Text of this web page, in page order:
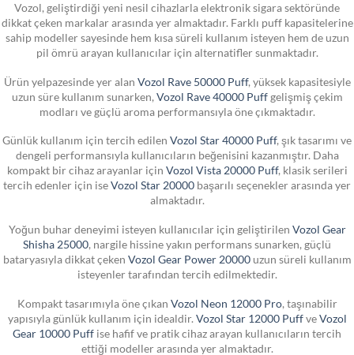
Vozol, geliştirdiği yeni nesil cihazlarla elektronik sigara sektöründe
dikkat çeken markalar arasında yer almaktadır. Farklı puff kapasitelerine
sahip modeller sayesinde hem kısa süreli kullanım isteyen hem de uzun
pil ömrü arayan kullanıcılar için alternatifler sunmaktadır.
Ürün yelpazesinde yer alan Vozol Rave 50000 Puff, yüksek kapasitesiyle
uzun süre kullanım sunarken, Vozol Rave 40000 Puffgelişmiş çekim
modları ve güçlü aroma performansıyla öne çıkmaktadır.
Günlük kullanım için tercih edilen Vozol Star 40000 Puff, şık tasarımı ve
dengeli performansıyla kullanıcıların beğenisini kazanmıştır. Daha
kompakt bir cihaz arayanlar için Vozol Vista 20000 Puff, klasik serileri
tercih edenler için iseVozol Star 20000 başarılı seçenekler arasında yer
almaktadır.
Yoğun buhar deneyimi isteyen kullanıcılar için geliştirilen Vozol Gear
Shisha 25000 , nargile hissine yakın performans sunarken, güçlü
bataryasıyla dikkat çeken Vozol Gear Power 20000uzun süreli kullanım
isteyenler tarafından tercih edilmektedir.
Kompakt tasarımıyla öne çıkan Vozol Neon 12000 Pro, taşınabilir
yapısıyla günlük kullanım için idealdir. Vozol Star 12000 PuffveVozol
Gear 10000 Puff ise hafif ve pratik cihaz arayan kullanıcıların tercih
ettiği modeller arasında yer almaktadır.